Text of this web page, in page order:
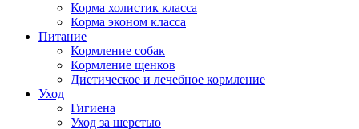
Корма холистик класса
Корма эконом класса
Питание
Кормление собак
Кормление щенков
Диетическое и лечебное кормление
Уход
Гигиена
Уход за шерстью